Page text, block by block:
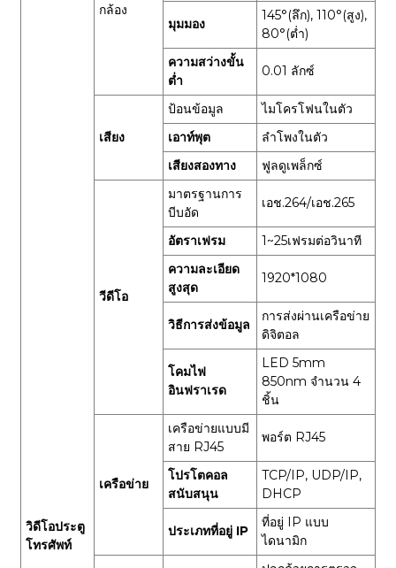
วิดีโอประตู
โทรศัพท์
กล้อง
มุมมอง
145°(ลึก), 110°(สูง),
80°(ต่ำ)
ความสว่างขั้น
ต่ำ
0.01 ลักซ์
เสียง
ป้อนข้อมูล
ไมโครโฟนในตัว
เอาท์พุต
ลำโพงในตัว
เสียงสองทาง
ฟูลดูเพล็กซ์
วีดีโอ
มาตรฐานการ
บีบอัด
เอช.264/เอช.265
อัตราเฟรม
1~25เฟรมต่อวินาที
ความละเอียด
สูงสุด
1920*1080
วิธีการส่งข้อมูล
การส่งผ่านเครือข่าย
ดิจิตอล
โคมไฟ
อินฟราเรด
LED 5mm
850nm จำนวน 4
ชิ้น
เครือข่าย
เครือข่ายแบบมี
สาย RJ45
พอร์ต RJ45
โปรโตคอล
สนับสนุน
TCP/IP, UDP/IP,
DHCP
ประเภทที่อยู่ IP
ที่อยู่ IP แบบ
ไดนามิก